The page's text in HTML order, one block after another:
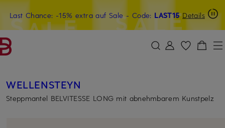
ZUM HAUPTINHALT ÜBERSPRINGEN ZUM SUCHFELD ÜBERSPRINGEN
Last Chance: -15% extra auf Sale- Code: LAST15 Details
15€-Willkommensgutschein mit Beyond sichern
WELLENSTEYN
Steppmantel BELVITESSE LONG mit abnehmbarem Kunstpelz